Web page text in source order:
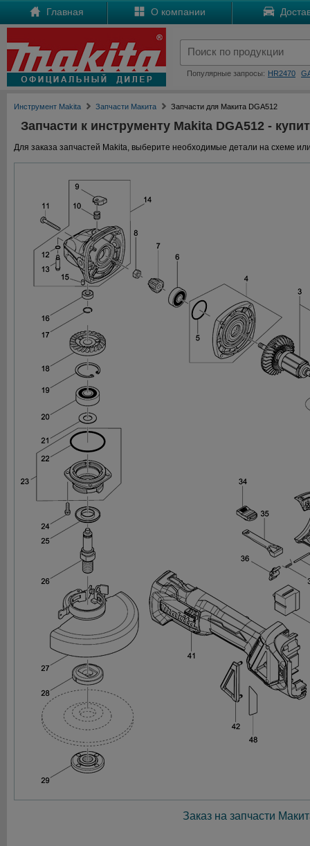
Главная О компании
Популярные запросы: HR2470
Инструмент Makita Запчасти Макита Запчасти для Макита DGA512
Запчасти к инструменту Makita DGA512 -
Для заказа запчастей Makita, выберите необходимые детали на схеме
Заказ на запчасти